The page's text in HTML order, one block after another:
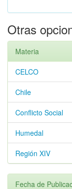
Otras
Materia
CELCO
Chile
Conflicto Social
Humedal
Región XIV
Fecha de